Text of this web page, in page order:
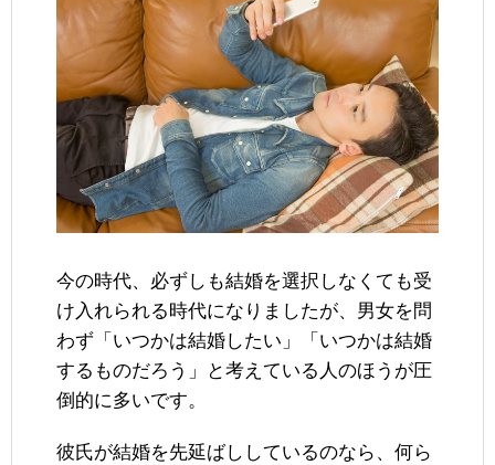
今の時代、必ずしも結婚を選択しなくても受
け入れられる時代になりましたが、男女を問
わず「いつかは結婚したい」「いつかは結婚
するものだろう」と考えている人のほうが圧
倒的に多いです。
彼氏が結婚を先延ばししているのなら、何ら